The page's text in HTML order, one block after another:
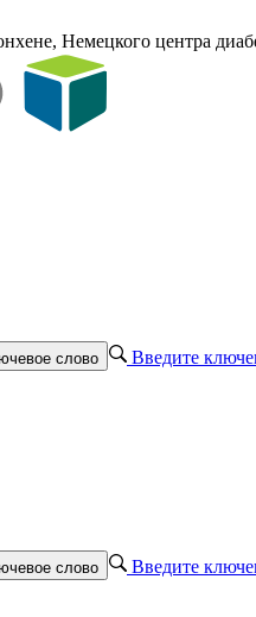
Немецкого центра
слово Введите
слово Введите